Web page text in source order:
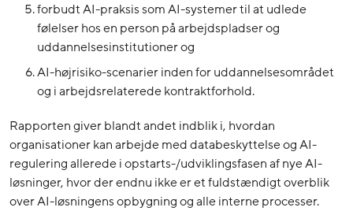
forbudt AI-praksis som AI-systemer til at udlede
følelser hos en person på arbejdspladser og
uddannelsesinstitutioner og
AI-højrisiko-scenarier inden for uddannelsesområdet
og i arbejdsrelaterede kontraktforhold.
Rapporten giver blandt andet indblik i, hvordan
organisationer kan arbejde med databeskyttelse og AI-
regulering allerede i opstarts-/udviklingsfasen af nye AI-
løsninger, hvor der endnu ikke er et fuldstændigt overblik
over AI-løsningens opbygning og alle interne processer.